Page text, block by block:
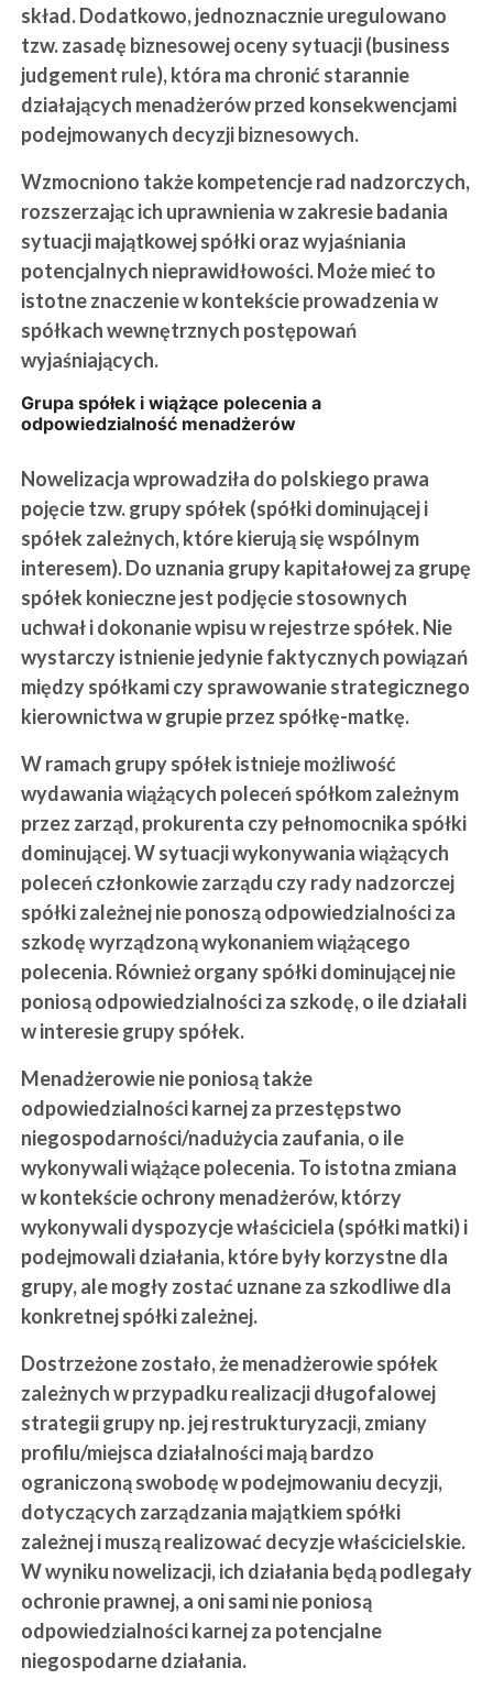
skład. Dodatkowo, jednoznacznie uregulowano
tzw. zasadę biznesowej oceny sytuacji (business
judgement rule), która ma chronić starannie
działających menadżerów przed konsekwencjami
podejmowanych decyzji biznesowych.
Wzmocniono także kompetencje rad nadzorczych,
rozszerzając ich uprawnienia w zakresie badania
sytuacji majątkowej spółki oraz wyjaśniania
potencjalnych nieprawidłowości. Może mieć to
istotne znaczenie w kontekście prowadzenia w
spółkach wewnętrznych postępowań
wyjaśniających.
Grupa spółek i wiążące polecenia a
odpowiedzialność menadżerów
Nowelizacja wprowadziła do polskiego prawa
pojęcie tzw. grupy spółek (spółki dominującej i
spółek zależnych, które kierują się wspólnym
interesem). Do uznania grupy kapitałowej za grupę
spółek konieczne jest podjęcie stosownych
uchwał i dokonanie wpisu w rejestrze spółek. Nie
wystarczy istnienie jedynie faktycznych powiązań
między spółkami czy sprawowanie strategicznego
kierownictwa w grupie przez spółkę-matkę.
W ramach grupy spółek istnieje możliwość
wydawania wiążących poleceń spółkom zależnym
przez zarząd, prokurenta czy pełnomocnika spółki
dominującej. W sytuacji wykonywania wiążących
poleceń członkowie zarządu czy rady nadzorczej
spółki zależnej nie ponoszą odpowiedzialności za
szkodę wyrządzoną wykonaniem wiążącego
polecenia. Również organy spółki dominującej nie
poniosą odpowiedzialności za szkodę, o ile działali
w interesie grupy spółek.
Menadżerowie nie poniosą także
odpowiedzialności karnej za przestępstwo
niegospodarności/nadużycia zaufania, o ile
wykonywali wiążące polecenia. To istotna zmiana
w kontekście ochrony menadżerów, którzy
wykonywali dyspozycje właściciela (spółki matki) i
podejmowali działania, które były korzystne dla
grupy, ale mogły zostać uznane za szkodliwe dla
konkretnej spółki zależnej.
Dostrzeżone zostało, że menadżerowie spółek
zależnych w przypadku realizacji długofalowej
strategii grupy np. jej restrukturyzacji, zmiany
profilu/miejsca działalności mają bardzo
ograniczoną swobodę w podejmowaniu decyzji,
dotyczących zarządzania majątkiem spółki
zależnej i muszą realizować decyzje właścicielskie.
W wyniku nowelizacji, ich działania będą podlegały
ochronie prawnej, a oni sami nie poniosą
odpowiedzialności karnej za potencjalne
niegospodarne działania.